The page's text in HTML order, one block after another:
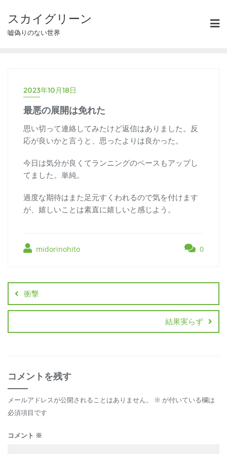
スカイグリーン
嘘偽りのない世界
2023年10月18日
最悪の展開は免れた
思い切って連絡してみたけど返信はありました。反
応が良いかと言うと、思ったよりは良かった。
今日は気分が良くてランニングのペースもアップし
てました。単純。
過度な期待はまた足元すくわれるので気を付けます
が、嬉しいことは素直に嬉しいと感じよう。
midorinohito 0
衝撃
結果実らず
コメントを残す
メールアドレスが公開されることはありません。 ※ が付いている欄は
必須項目です
コメント ※